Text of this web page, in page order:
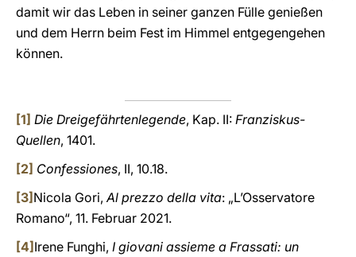
damit wir das Leben in seiner ganzen Fülle genießen
und dem Herrn beim Fest im Himmel entgegengehen
können.
[1] Die Dreigefährtenlegende, Kap. II: Franziskus-
Quellen, 1401.
[2] Confessiones, II, 10.18.
[3] Nicola Gori,Al prezzo della vita: „L’Osservatore
Romano“, 11. Februar 2021.
[4] Irene Funghi, I giovani assieme a Frassati: un